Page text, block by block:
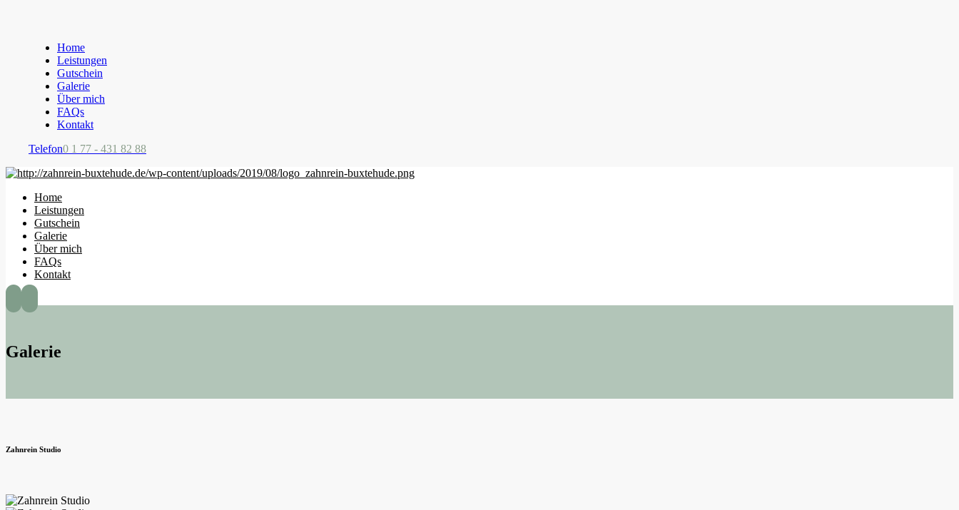
Home
Leistungen
Gutschein
Galerie
Über mich
FAQs
Kontakt
Telefon0 1 77 - 431 82 88
Home
Leistungen
Gutschein
Galerie
Über mich
FAQs
Kontakt
Galerie
Zahnrein Studio